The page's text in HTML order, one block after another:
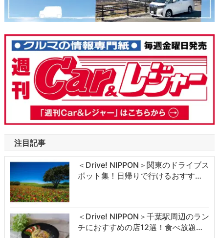
注目記事
＜Drive! NIPPON＞関東のドライブス
ポット集！日帰りで行けるおすす…
＜Drive! NIPPON＞千葉駅周辺のラン
チにおすすめの店12選！食べ放題…